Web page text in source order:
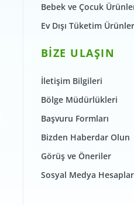
Bebek ve Çocuk
Ev Dışı Tüketim
BİZE ULAŞIN
İletişim Bilgileri
Bölge Müdürlükleri
Başvuru Formları
Bizden Haberdar Olun
Görüş ve Öneriler
Sosyal Medya